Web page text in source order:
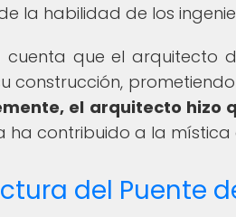
la habilidad de los
cuenta que el arquitecto
construcción,
el arquitecto hizo
ha contribuido a la
del Puente